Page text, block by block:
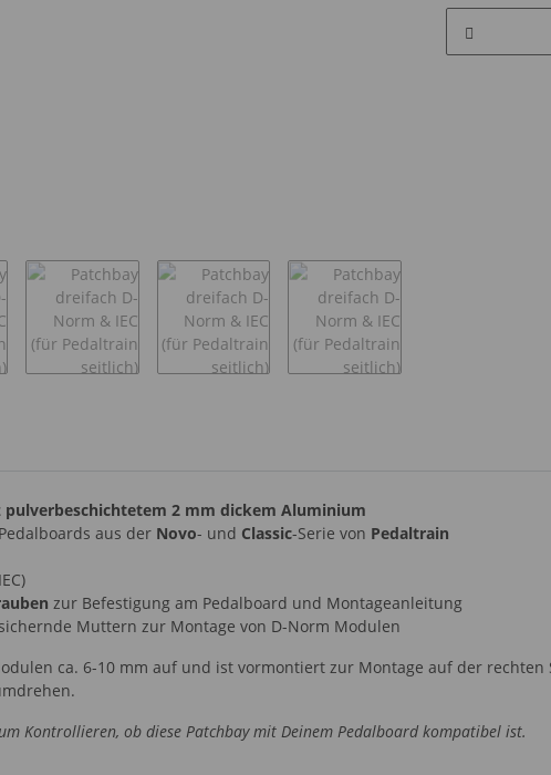
pulverbeschichtetem 2 mm dickem Aluminium
aus der Novo- und Classic-Serie von Pedaltrain
zur Befestigung am Pedalboard und Montageanleitung
Muttern zur Montage von D-Norm Modulen
ca. 6-10 mm auf und ist vormontiert zur Montage auf der
Kontrollieren, ob diese Patchbay mit Deinem Pedalboard kompatibel ist.